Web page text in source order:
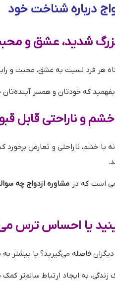
درباره شناخت خود
بزرگ شدید، عشق و
هر فرد نسبت به عشق، محبت و
که خودتان و همسر آینده‌تان
خشم و ناراحتی قابل
با خشم، ناراحتی و تعارض
است که در مشاوره ازدواج چه
یا احساس ترس
فاصله می‌گیرید؟ یا بیشتر
به ایجاد ارتباط سالم‌تر کمک